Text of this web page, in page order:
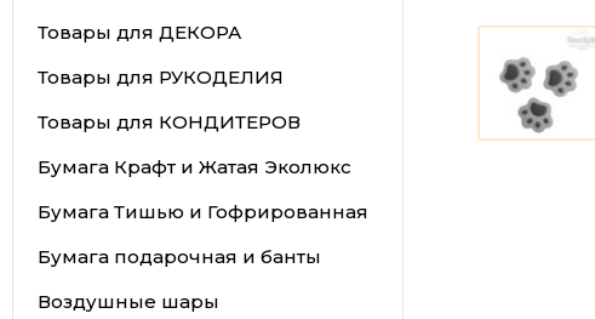
Товары для ДЕКОРА
Товары для РУКОДЕЛИЯ
Товары для КОНДИТЕРОВ
Бумага Крафт и Жатая Эколюкс
Бумага Тишью и Гофрированная
Бумага подарочная и банты
Воздушные шары